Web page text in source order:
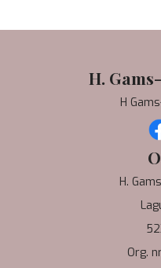
H.
H
H.
Org.